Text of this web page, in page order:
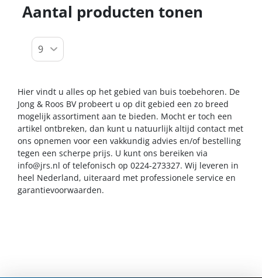
Aantal producten tonen
Hier vindt u alles op het gebied van buis toebehoren. De
Jong & Roos BV probeert u op dit gebied een zo breed
mogelijk assortiment aan te bieden. Mocht er toch een
artikel ontbreken, dan kunt u natuurlijk altijd contact met
ons opnemen voor een vakkundig advies en/of bestelling
tegen een scherpe prijs. U kunt ons bereiken via
info@jrs.nl of telefonisch op 0224-273327. Wij leveren in
heel Nederland, uiteraard met professionele service en
garantievoorwaarden.